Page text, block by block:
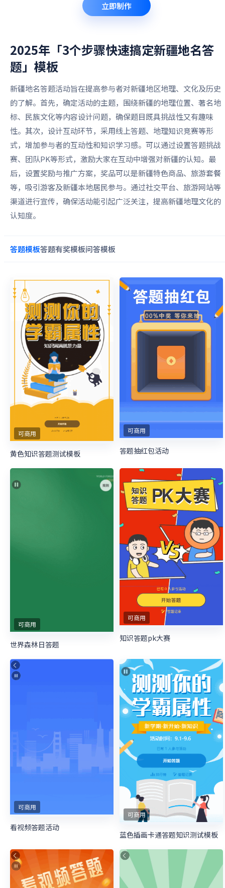
立即制作
2025年「3个步骤快速搞定新疆地名答
题」 模板
新疆地名答题活动旨在提高参与者对新疆地区地理、文化及历史
的了解。首先，确定活动的主题，围绕新疆的地理位置、著名地
标、民族文化等内容设计问题，确保题目既具挑战性又有趣味
性。其次，设计互动环节，采用线上答题、地理知识竞赛等形
式，增加参与者的互动性和知识学习感。可以通过设置答题挑战
赛、团队PK等形式，激励大家在互动中增强对新疆的认知。最
后，设置奖励与推广方案，奖品可以是新疆特色商品、旅游套餐
等，吸引游客及新疆本地居民参与。通过社交平台、旅游网站等
渠道进行宣传，确保活动能引起广泛关注，提高新疆地理文化的
认知度。
答题模板答题有奖模板问答模板
可商用
黄色知识答题测试模板
可商用
答题抽红包活动
可商用
世界森林日答题
可商用
知识答题pk大赛
可商用
看视频答题活动
可商用
蓝色插画卡通答题知识测试模板